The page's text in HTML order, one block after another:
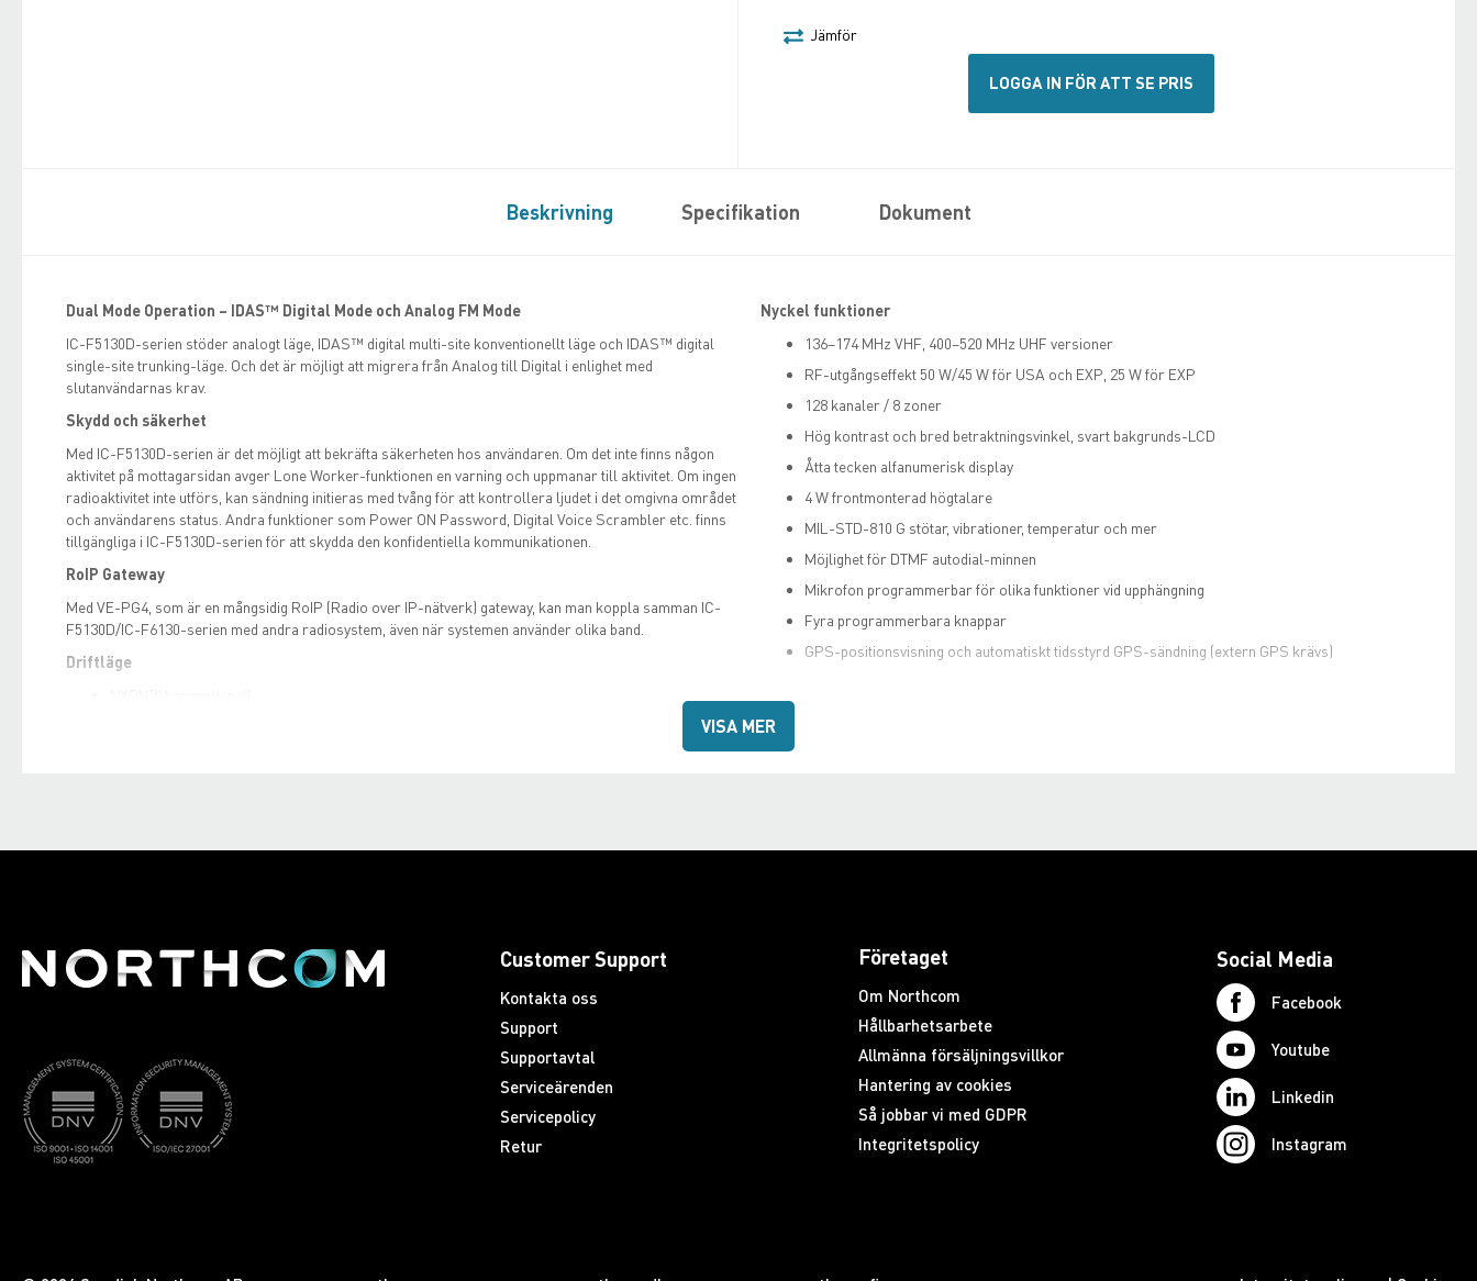
Jämför
LOGGA IN FÖR ATT SE PRIS
Beskrivning Specifikation Dokument
Dual Mode Operation – IDAS™ Digital Mode och Analog FM Mode
IC-F5130D-serien stöder analogt läge, IDAS™ digital multi-site konventionellt läge och IDAS™ digital
single-site trunking-läge. Och det är möjligt att migrera från Analog till Digital i enlighet med
slutanvändarnas krav.
Skydd och säkerhet
Med IC-F5130D-serien är det möjligt att bekräfta säkerheten hos användaren. Om det inte finns någon
aktivitet på mottagarsidan avger Lone Worker-funktionen en varning och uppmanar till aktivitet. Om ingen
radioaktivitet inte utförs, kan sändning initieras med tvång för att kontrollera ljudet i det omgivna området
och användarens status. Andra funktioner som Power ON Password, Digital Voice Scrambler etc. finns
tillgängliga i IC-F5130D-serien för att skydda den konfidentiella kommunikationen.
RoIP Gateway
Med VE-PG4, som är en mångsidig RoIP (Radio over IP-nätverk) gateway, kan man koppla samman IC-
F5130D/IC-F6130-serien med andra radiosystem, även när systemen använder olika band.
Driftläge
Individuellt, Gruppsamtal och Alla samtal
"Late entry" för gruppsamtal
Ringsignal
Radiokontroll (endast RX)
Samtalslogg
Nyckel funktioner
136–174 MHz VHF, 400–520 MHz UHF versioner
RF-utgångseffekt 50 W/45 W för USA och EXP, 25 W för EXP
128 kanaler / 8 zoner
Hög kontrast och bred betraktningsvinkel, svart bakgrunds-LCD
Åtta tecken alfanumerisk display
4 W frontmonterad högtalare
MIL-STD-810 G stötar, vibrationer, temperatur och mer
Möjlighet för DTMF autodial-minnen
Mikrofon programmerbar för olika funktioner vid upphängning
Fyra programmerbara knappar
GPS-positionsvisning och automatiskt tidsstyrd GPS-sändning (extern GPS krävs)
VISA MER
Customer Support
Kontakta oss
Support
Supportavtal
Serviceärenden
Servicepolicy
Retur
Företaget
Om Northcom
Hållbarhetsarbete
Allmänna försäljningsvillkor
Hantering av cookies
Så jobbar vi med GDPR
Integritetspolicy
Social Media
Facebook
Youtube
Linkedin
Instagram